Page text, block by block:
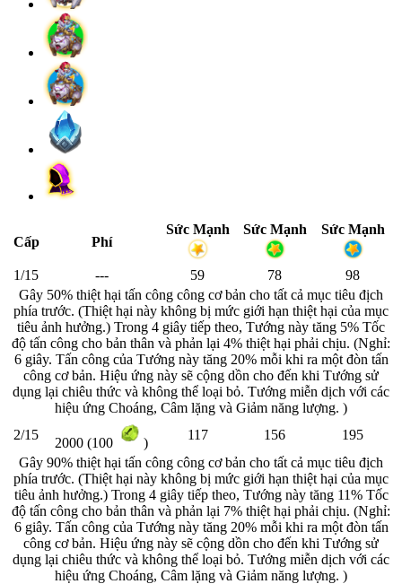
Cấp Phí
Sức Mạnh Sức Mạnh Sức Mạnh
1/15 --- 59 78
98
Gây 50% thiệt hại tấn công công cơ bản cho tất cả mục tiêu địch
phía trước. (Thiệt hại này không bị mức giới hạn thiệt hại của mục
tiêu ảnh hưởng.) Trong 4 giây tiếp theo, Tướng này tăng 5% Tốc
độ tấn công cho bản thân và phản lại 4% thiệt hại phải chịu. (Nghỉ:
6 giây. Tấn công của Tướng này tăng 20% mỗi khi ra một đòn tấn
công cơ bản. Hiệu ứng này sẽ cộng dồn cho đến khi Tướng sử
dụng lại chiêu thức và không thể loại bỏ. Tướng miễn dịch với các
hiệu ứng Choáng, Câm lặng và Giảm năng lượng. )
2/15
2000 (100 )
117 156
195
Gây 90% thiệt hại tấn công công cơ bản cho tất cả mục tiêu địch
phía trước. (Thiệt hại này không bị mức giới hạn thiệt hại của mục
tiêu ảnh hưởng.) Trong 4 giây tiếp theo, Tướng này tăng 11% Tốc
độ tấn công cho bản thân và phản lại 7% thiệt hại phải chịu. (Nghỉ:
6 giây. Tấn công của Tướng này tăng 20% mỗi khi ra một đòn tấn
công cơ bản. Hiệu ứng này sẽ cộng dồn cho đến khi Tướng sử
dụng lại chiêu thức và không thể loại bỏ. Tướng miễn dịch với các
hiệu ứng Choáng, Câm lặng và Giảm năng lượng. )